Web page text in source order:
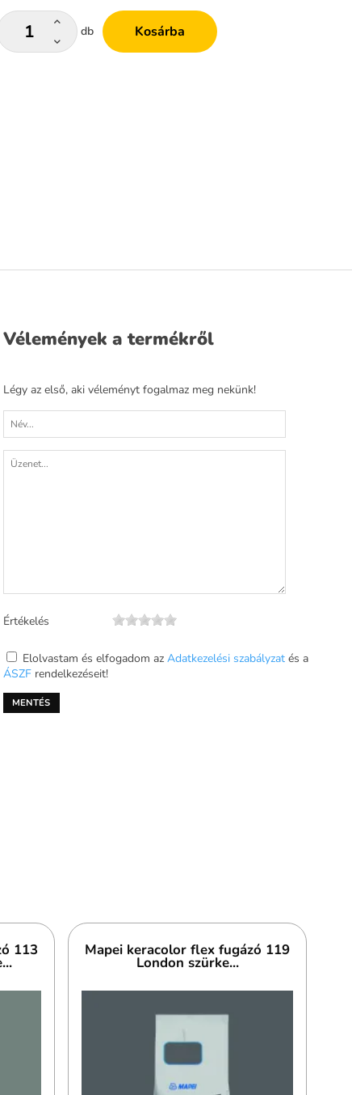
db Kosárba
Vélemények a termékről
Légy az első, aki véleményt fogalmaz meg nekünk!
Értékelés
Elolvastam és elfogadom az Adatkezelési szabályzatés a
ÁSZFrendelkezéseit!
113 Mapei keracolor flex fugázó 119
London szürke...